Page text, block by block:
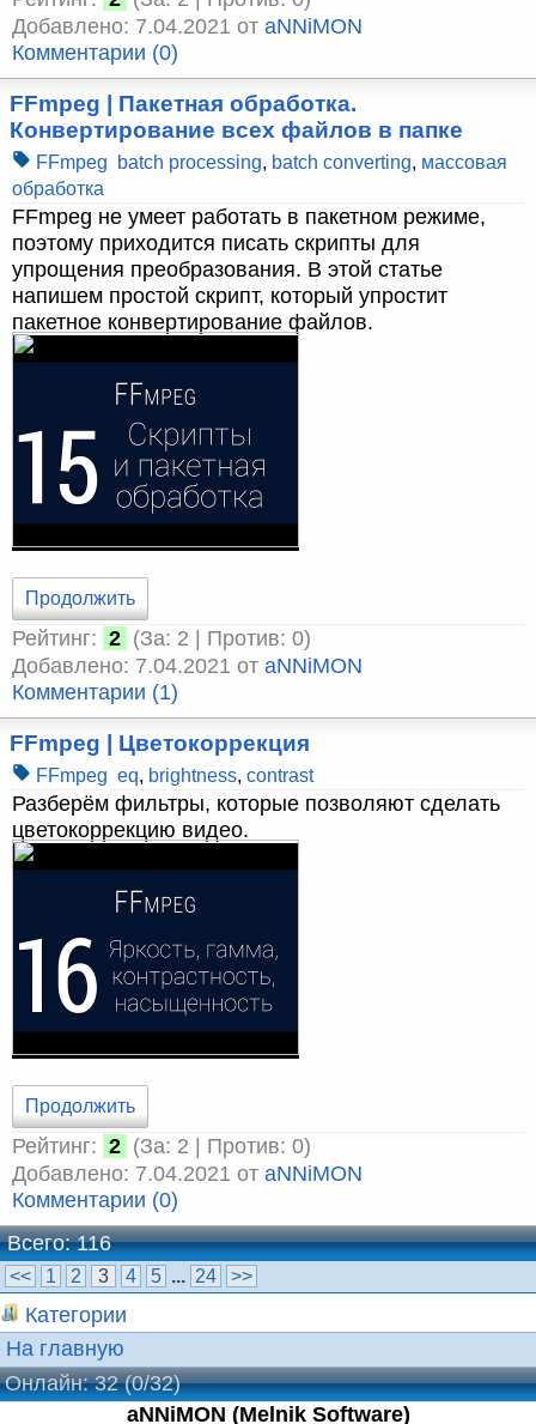
Добавлено: 7.04.2021 от aNNiMON
Комментарии (0)
FFmpeg | Пакетная обработка.
Конвертирование всех файлов в папке
FFmpeg batch processing, batch converting, массовая
обработка
FFmpeg не умеет работать в пакетном режиме,
поэтому приходится писать скрипты для
упрощения преобразования. В этой статье
напишем простой скрипт, который упростит
пакетное конвертирование файлов.
Продолжить
Рейтинг: 2 (За: 2 | Против: 0)
Добавлено: 7.04.2021 от aNNiMON
Комментарии (1)
FFmpeg | Цветокоррекция
FFmpeg eq, brightness, contrast
Разберём фильтры, которые позволяют сделать
цветокоррекцию видео.
Продолжить
Рейтинг: 2 (За: 2 | Против: 0)
Добавлено: 7.04.2021 от aNNiMON
Комментарии (0)
Всего: 116
<< 1 2 3 4 5 ... 24 >>
Категории
На главную
Онлайн: 32(0/32)
aNNiMON (Melnik Software)